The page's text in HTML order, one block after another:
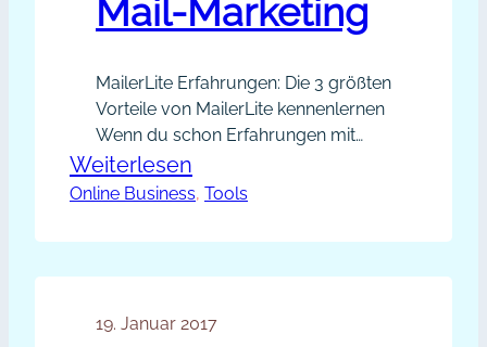
Mail-Marketing
MailerLite Erfahrungen: Die 3 größten
Vorteile von MailerLite kennenlernen
Wenn du schon Erfahrungen mit
einem oder mehreren E-Mail-
Marketing-Systemen gesammelt
Kampf mit Formatierungen, die dir
Schriftgrößen und andere
Weiterlesen
MailerLite:
von
Online Business, Tools
19. Januar 2017